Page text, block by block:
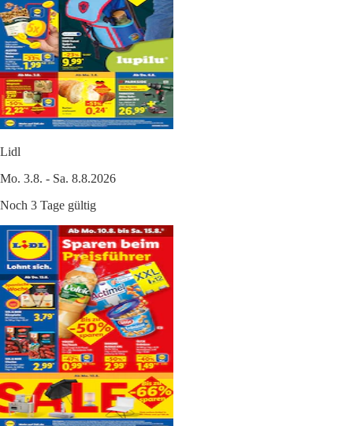
Lidl
Mo. 3.8. - Sa. 8.8.2026
Noch 3 Tage gültig